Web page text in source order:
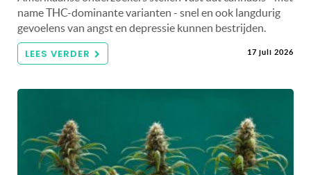
name THC-dominante varianten - snel en ook langdurig
gevoelens van angst en depressie kunnen bestrijden.
LEES VERDER 17 juli 2026